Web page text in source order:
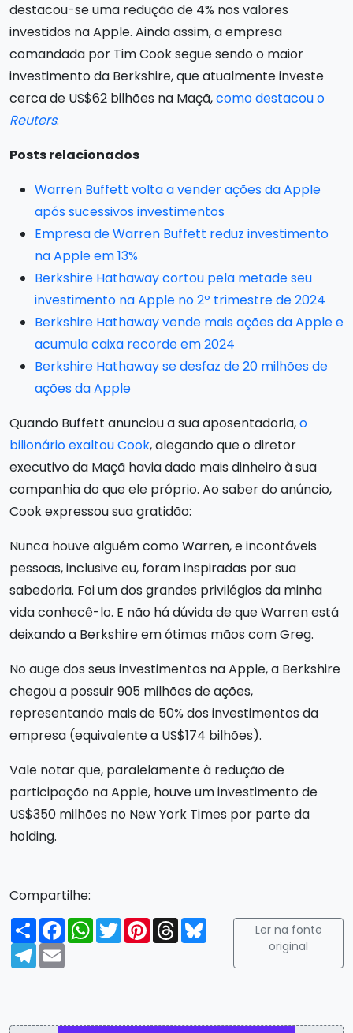
destacou-se uma redução de 4% nos valores
investidos na Apple. Ainda assim, a empresa
comandada por Tim Cook segue sendo o maior
investimento da Berkshire, que atualmente investe
cerca de US$62 bilhões na Maçã,como destacou o
Reuters.
Posts relacionados
Warren Buffett volta a vender ações da Apple
após sucessivos investimentos
Empresa de Warren Buffett reduz investimento
na Apple em 13%
Berkshire Hathaway cortou pela metade seu
investimento na Apple no 2º trimestre de 2024
Berkshire Hathaway vende mais ações da Apple e
acumula caixa recorde em 2024
Berkshire Hathaway se desfaz de 20 milhões de
ações da Apple
Quando Buffett anunciou a sua aposentadoria,o
bilionário exaltou Cook, alegando que o diretor
executivo da Maçã havia dado mais dinheiro à sua
companhia do que ele próprio. Ao saber do anúncio,
Cook expressou sua gratidão:
Nunca houve alguém como Warren, e incontáveis
pessoas, inclusive eu, foram inspiradas por sua
sabedoria. Foi um dos grandes privilégios da minha
vida conhecê-lo. E não há dúvida de que Warren está
deixando a Berkshire em ótimas mãos com Greg.
No auge dos seus investimentos na Apple, a Berkshire
chegou a possuir 905 milhões de ações,
representando mais de 50% dos investimentos da
empresa (equivalente a US$174 bilhões).
Vale notar que, paralelamente à redução de
participação na Apple, houve um investimento de
US$350 milhões no New York Times por parte da
holding.
Compartilhe:
Compartilhar
FacebookWhatsApp
TwitterPinterest
ThreadsBluesky
Telegram
Email
Ler na fonte
original